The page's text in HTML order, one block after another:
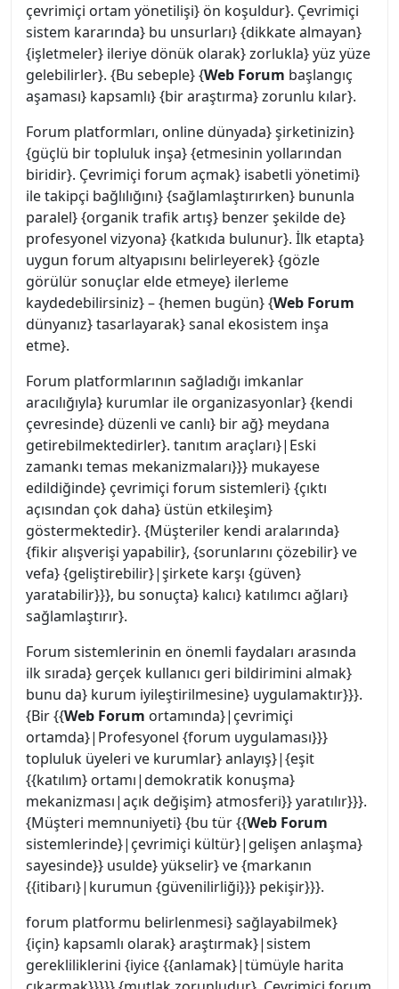
çevrimiçi ortam yönetilişi} ön koşuldur}. Çevrimiçi
sistem kararında} bu unsurları} {dikkate almayan}
{işletmeler} ileriye dönük olarak} zorlukla} yüz yüze
gelebilirler}. {Bu sebeple} {Web Forum başlangıç
aşaması} kapsamlı} {bir araştırma} zorunlu kılar}.
Forum platformları, online dünyada} şirketinizin}
{güçlü bir topluluk inşa} {etmesinin yollarından
biridir}. Çevrimiçi forum açmak} isabetli yönetimi}
ile takipçi bağlılığını} {sağlamlaştırırken} bununla
paralel} {organik trafik artış} benzer şekilde de}
profesyonel vizyona} {katkıda bulunur}. İlk etapta}
uygun forum altyapısını belirleyerek} {gözle
görülür sonuçlar elde etmeye} ilerleme
kaydedebilirsiniz} – {hemen bugün} {Web Forum
dünyanız} tasarlayarak} sanal ekosistem inşa
etme}.
Forum platformlarının sağladığı imkanlar
aracılığıyla} kurumlar ile organizasyonlar} {kendi
çevresinde} düzenli ve canlı} bir ağ} meydana
getirebilmektedirler}. tanıtım araçları}|Eski
zamankı temas mekanizmaları}}} mukayese
edildiğinde} çevrimiçi forum sistemleri} {çıktı
açısından çok daha} üstün etkileşim}
göstermektedir}. {Müşteriler kendi aralarında}
{fikir alışverişi yapabilir}, {sorunlarını çözebilir} ve
vefa} {geliştirebilir}|şirkete karşı {güven}
yaratabilir}}}, bu sonuçta} kalıcı} katılımcı ağları}
sağlamlaştırır}.
Forum sistemlerinin en önemli faydaları arasında
ilk sırada} gerçek kullanıcı geri bildirimini almak}
bunu da} kurum iyileştirilmesine} uygulamaktır}}}.
{Bir {{Web Forum ortamında}|çevrimiçi
ortamda}|Profesyonel {forum uygulaması}}}
topluluk üyeleri ve kurumlar} anlayış}|{eşit
{{katılım} ortamı|demokratik konuşma}
mekanizması|açık değişim} atmosferi}} yaratılır}}}.
{Müşteri memnuniyeti} {bu tür {{Web Forum
sistemlerinde}|çevrimiçi kültür}|gelişen anlaşma}
sayesinde}} usulde} yükselir} ve {markanın
{{itibarı}|kurumun {güvenilirliği}}} pekişir}}}.
forum platformu belirlenmesi} sağlayabilmek}
{için} kapsamlı olarak} araştırmak}|sistem
gerekliliklerini {iyice {{anlamak}|tümüyle harita